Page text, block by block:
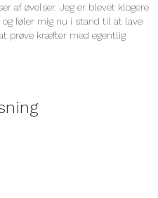
af øvelser. Jeg er blevet klogere
og føler mig nu i stand til at lave
prøve kræfter med egentlig